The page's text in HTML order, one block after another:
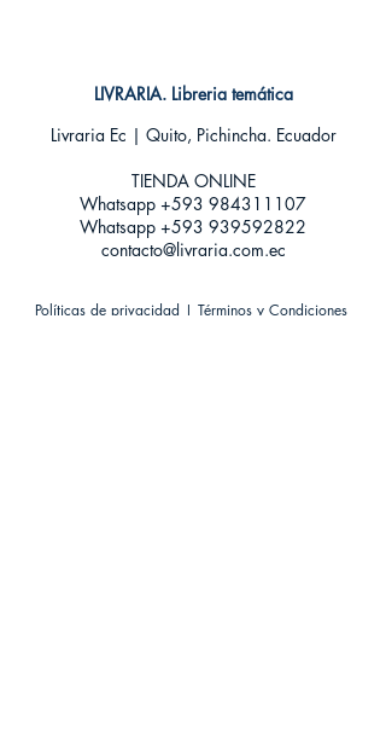
LIVRARIA. Libreria temática
Livraria Ec | Quito, Pichincha. Ecuador
TIENDA ONLINE​
Whatsapp +593 984311107
Whatsapp +593 939592822
contacto@livraria.com.ec
Políticas de privacidad | Términos y Condiciones